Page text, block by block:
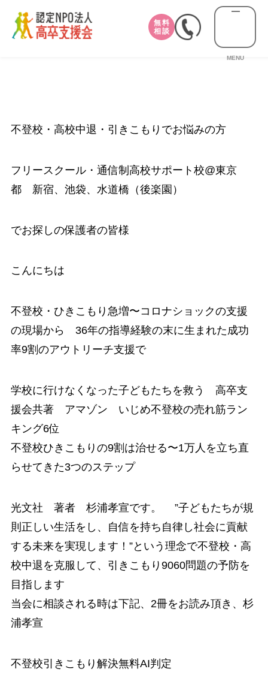
無料
相談
MENU
不登校・高校中退・引きこもりでお悩みの方
フリースクール・通信制高校サポート校@東京
都 新宿、池袋、水道橋（後楽園）
でお探しの保護者の皆様
こんにちは
不登校・ひきこもり急増〜コロナショックの支援
の現場から 36年の指導経験の末に生まれた成功
率9割のアウトリーチ支援で
学校に行けなくなった子どもたちを救う 高卒支
援会共著 アマゾン いじめ不登校の売れ筋ラン
キング6位
不登校ひきこもりの9割は治せる〜1万人を立ち直
らせてきた3つのステップ
光文社 著者 杉浦孝宣です。 ”子どもたちが規
則正しい生活をし、自信を持ち自律し社会に貢献
する未来を実現します！”という理念で不登校・高
校中退を克服して、引きこもり9060問題の予防を
目指します
当会に相談される時は下記、2冊をお読み頂き、 杉
浦孝宣
不登校引きこもり解決無料AI判定